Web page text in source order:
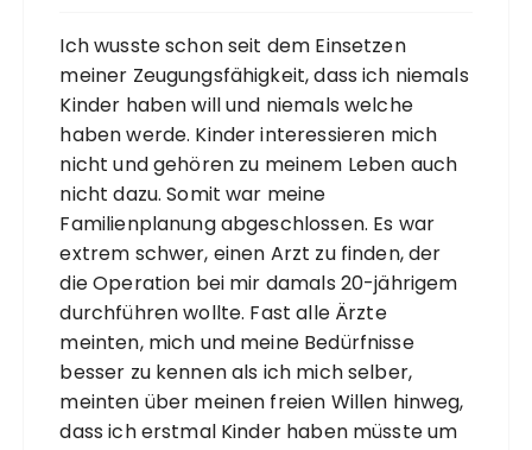
Ich wusste schon seit dem Einsetzen
meiner Zeugungsfähigkeit, dass ich niemals
Kinder haben will und niemals welche
haben werde. Kinder interessieren mich
nicht und gehören zu meinem Leben auch
nicht dazu. Somit war meine
Familienplanung abgeschlossen. Es war
extrem schwer, einen Arzt zu finden, der
die Operation bei mir damals 20-jährigem
durchführen wollte. Fast alle Ärzte
meinten, mich und meine Bedürfnisse
besser zu kennen als ich mich selber,
meinten über meinen freien Willen hinweg,
dass ich erstmal Kinder haben müsste um